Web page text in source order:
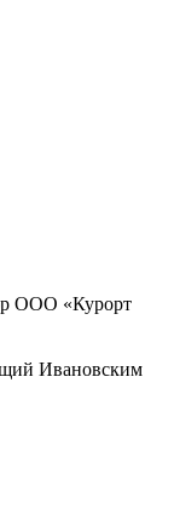
ООО «Курорт
Ивановским